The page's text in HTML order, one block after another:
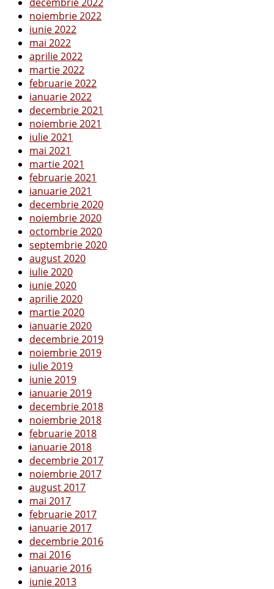
noiembrie 2022
iunie 2022
mai 2022
aprilie 2022
martie 2022
februarie 2022
ianuarie 2022
decembrie 2021
noiembrie 2021
iulie 2021
mai 2021
martie 2021
februarie 2021
ianuarie 2021
decembrie 2020
noiembrie 2020
octombrie 2020
septembrie 2020
august 2020
iulie 2020
iunie 2020
aprilie 2020
martie 2020
ianuarie 2020
decembrie 2019
noiembrie 2019
iulie 2019
iunie 2019
ianuarie 2019
decembrie 2018
noiembrie 2018
februarie 2018
ianuarie 2018
decembrie 2017
noiembrie 2017
august 2017
mai 2017
februarie 2017
ianuarie 2017
decembrie 2016
mai 2016
ianuarie 2016
iunie 2013